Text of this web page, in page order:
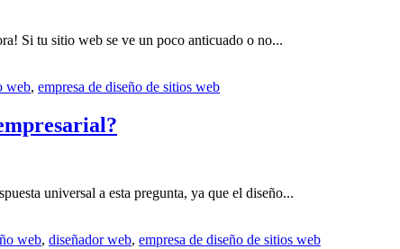
Si tu sitio web se ve un poco anticuado o no...
web, empresa de diseño de sitios web
universal a esta pregunta, ya que el diseño...
web, diseñador web, empresa de diseño de sitios web